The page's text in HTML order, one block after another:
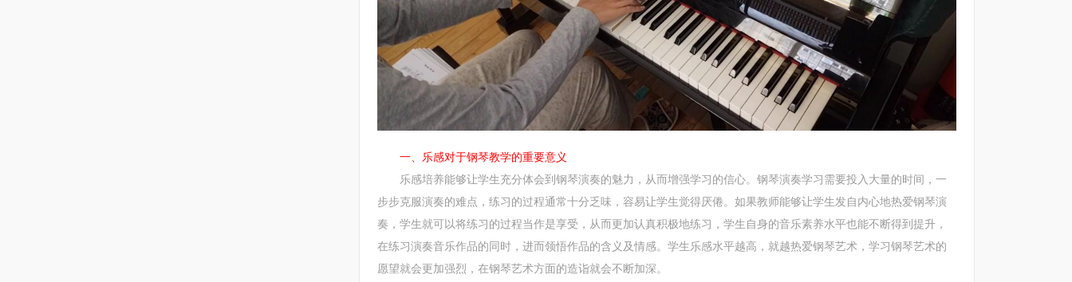
一、乐感对于钢琴教学的重要意义
乐感培养能够让学生充分体会到钢琴演奏的魅力，从而增强学习的信心。钢琴演奏学习需要投入大量的时间，一
步步克服演奏的难点，练习的过程通常十分乏味，容易让学生觉得厌倦。如果教师能够让学生发自内心地热爱钢琴演
奏，学生就可以将练习的过程当作是享受，从而更加认真积极地练习，学生自身的音乐素养水平也能不断得到提升，
在练习演奏音乐作品的同时，进而领悟作品的含义及情感。学生乐感水平越高，就越热爱钢琴艺术，学习钢琴艺术的
愿望就会更加强烈，在钢琴艺术方面的造诣就会不断加深。